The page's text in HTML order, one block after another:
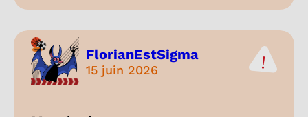
FlorianEstSigma
15 juin 2026